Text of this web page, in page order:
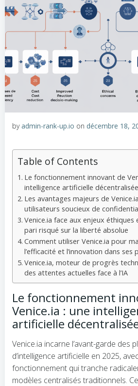
byadmin-rank-up.io on décembre 18,
Table of Contents
Le fonctionnement innovant de
intelligence artificielle
Les avantages majeurs de
utilisateurs soucieux de
Venice.ia face aux enjeux éthiques
pari risqué sur la liberté absolue
Comment utiliser Venice.ia pour
l’efficacité et l’innovation dans ses
Venice.ia, moteur de progrès
des attentes actuelles face à l’IA
Le fonctionnement
Venice.ia : une
artificielle
Venice.ia incarne l’avant-garde des
d’intelligence artificielle en 2025,
fonctionnement qui tranche
modèles centralisés traditionnels.